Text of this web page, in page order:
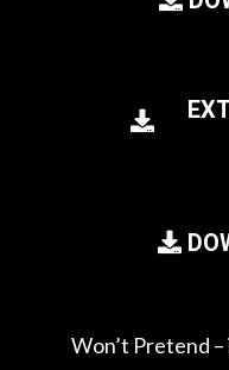
Won’t Pretend